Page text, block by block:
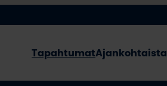
TapahtumatAjankohtaista